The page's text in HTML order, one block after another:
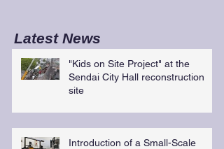
Latest News
"Kids on Site Project" at the
Sendai City Hall reconstruction
site
Introduction of a Small-Scale